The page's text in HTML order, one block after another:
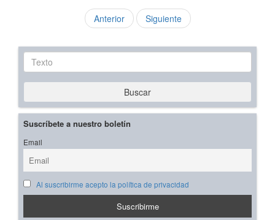
Anterior Siguiente
Texto
Buscar
Suscríbete a nuestro boletín
Email
Al suscribirme acepto la política de privacidad